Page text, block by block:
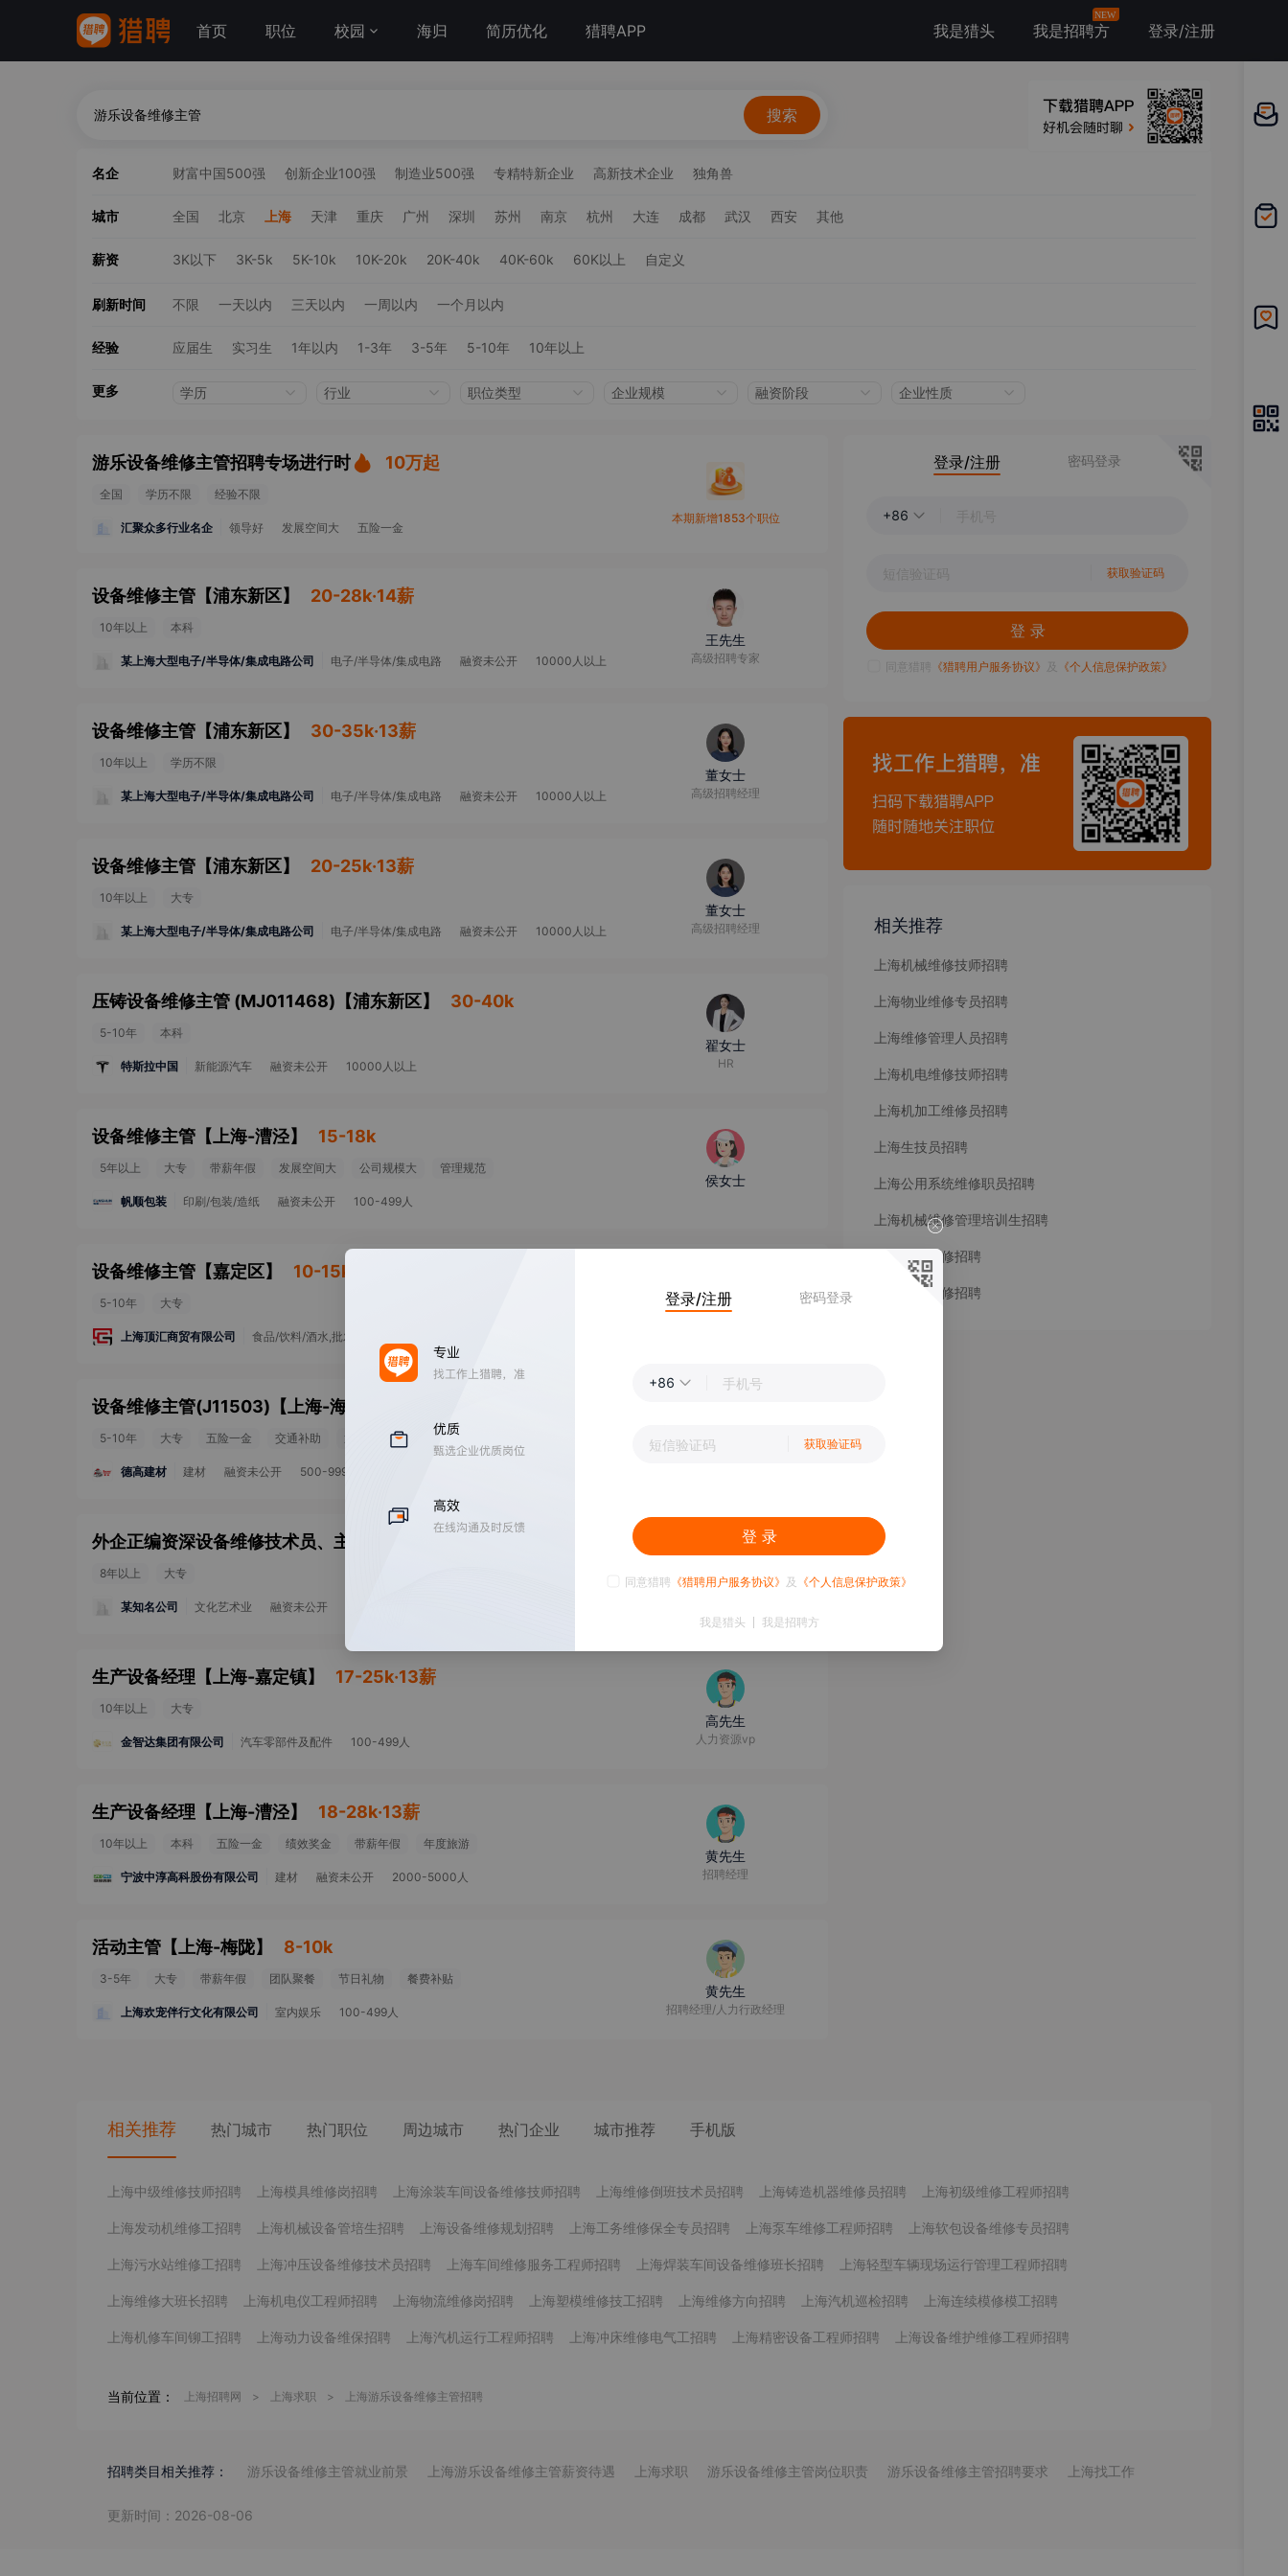
首页 职位 校园 海归 简历优化 猎聘APP 我是猎头 我是招聘方
NEW
登录/注册
搜索
名企 财富中国500强 创新企业100强 制造业500强 专精特新企业 高新技术企业 独角兽
城市 全国 北京 上海 天津 重庆 广州 深圳 苏州 南京 杭州 大连 成都 武汉 西安 其他
薪资 3K以下 3K-5k 5K-10k 10K-20k 20K-40k 40K-60k 60K以上 自定义
刷新时间 不限 一天以内 三天以内 一周以内 一个月以内
经验 应届生 实习生 1年以内 1-3年 3-5年 5-10年 10年以上
更多 学历 行业 职位类型 企业规模 融资阶段 企业性质
游乐设备维修主管招聘专场进行时 10万起
全国 学历不限 经验不限
汇聚众多行业名企 领导好 发展空间大 五险一金
本期新增1853个职位
设备维修主管 【浦东新区】 20-28k·14薪
10年以上 本科
某上海大型电子/半导体/集成电路公司 电子/半导体/集成电路 融资未公开 10000人以上
王先生
高级招聘专家
设备维修主管 【浦东新区】 30-35k·13薪
10年以上 学历不限
某上海大型电子/半导体/集成电路公司 电子/半导体/集成电路 融资未公开 10000人以上
董女士
高级招聘经理
设备维修主管 【浦东新区】 20-25k·13薪
10年以上 大专
某上海大型电子/半导体/集成电路公司 电子/半导体/集成电路 融资未公开 10000人以上
董女士
高级招聘经理
压铸设备维修主管 (MJ011468) 【浦东新区】 30-40k
5-10年 本科
特斯拉中国 新能源汽车 融资未公开 10000人以上
翟女士
HR
设备维修主管 【 上海-漕泾】 15-18k
5年以上 大专 带薪年假 发展空间大 公司规模大 管理规范
帆顺包装 印刷/包装/造纸 融资未公开 100-499人
侯女士
设备维修主管 【嘉定区】 10-15k
5-10年 大专
上海顶汇商贸有限公司 食品/饮料/酒水,批发/零售
曾女士
设备维修主管(J11503) 【 上海-海湾
5-10年 大专 五险一金 交通补助 通讯津贴 技能培训
德高建材 建材 融资未公开 500-999人
邬女士
8-12k·14薪
8年以上 大专
某知名公司 文化艺术业 融资未公开
罗先生
生产设备经理 【 上海-嘉定镇】 17-25k·13薪
10年以上 大专
金智达集团有限公司 汽车零部件及配件 100-499人
高先生
人力资源vp
生产设备经理 【 上海-漕泾】 18-28k·13薪
10年以上 本科 五险一金 绩效奖金 带薪年假 年度旅游
宁波中淳高科股份有限公司 建材 融资未公开 2000-5000人
黄先生
招聘经理
活动主管 【 上海-梅陇】 8-10k
3-5年 大专 带薪年假 团队聚餐 节日礼物 餐费补贴
上海欢宠伴行文化有限公司 室内娱乐 100-499人
黄先生
招聘经理/人力行政经理
登录/注册 密码登录
+86
获取验证码
登 录
同意猎聘 《猎聘用户服务协议》 及 《个人信息保护政策》
相关推荐
上海机械维修技师招聘
上海物业维修专员招聘
上海维修管理人员招聘
上海机电维修技师招聘
上海机加工维修员招聘
上海生技员招聘
上海公用系统维修职员招聘
上海机械维修管理培训生招聘
上海高级机修招聘
上海农机维修招聘
相关推荐 热门城市 热门职位 周边城市 热门企业 城市推荐 手机版
上海中级维修技师招聘 上海模具维修岗招聘 上海涂装车间设备维修技师招聘 上海维修倒班技术员招聘 上海铸造机器维修员招聘 上海初级维修工程师招聘
上海发动机维修工招聘 上海机械设备管培生招聘 上海设备维修规划招聘 上海工务维修保全专员招聘 上海泵车维修工程师招聘 上海软包设备维修专员招聘
上海污水站维修工招聘 上海冲压设备维修技术员招聘 上海车间维修服务工程师招聘 上海焊装车间设备维修班长招聘 上海轻型车辆现场运行管理工程师招聘
上海维修大班长招聘 上海机电仪工程师招聘 上海物流维修岗招聘 上海塑模维修技工招聘 上海维修方向招聘 上海汽机巡检招聘 上海连续模修模工招聘
上海机修车间铆工招聘 上海动力设备维保招聘 上海汽机运行工程师招聘 上海冲床维修电气工招聘 上海精密设备工程师招聘 上海设备维护维修工程师招聘
当前位置： 上海招聘网 > 上海求职 > 上海游乐设备维修主管招聘
招聘类目相关推荐： 游乐设备维修主管就业前景 上海游乐设备维修主管薪资待遇 上海求职 游乐设备维修主管岗位职责 游乐设备维修主管招聘要求 上海找工作
更新时间：2026-08-06
登录/注册 密码登录
+86
获取验证码
登 录
同意猎聘 《猎聘用户服务协议》 及 《个人信息保护政策》
我是猎头 我是招聘方